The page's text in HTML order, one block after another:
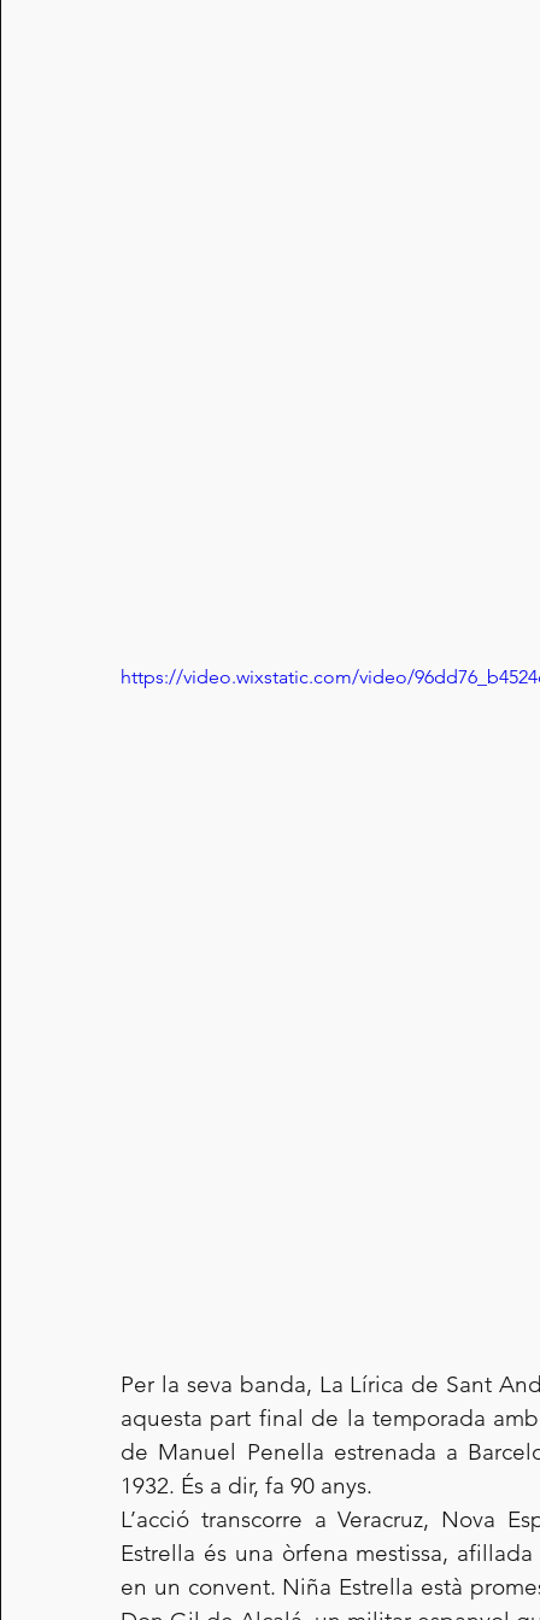
https://video.wixstatic.com/video/
Per la seva banda, La Lírica de Sant
aquesta part final de la temporada
de Manuel Penella estrenada a
1932. És a dir, fa 90 anys.
L’acció transcorre a Veracruz, Nova
Estrella és una òrfena mestissa,
en un convent. Niña Estrella està